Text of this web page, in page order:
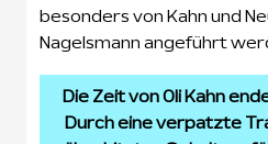
besonders von Kahn und
Nagelsmann angeführt
Die Zeit von Oli Kahn
Durch eine verpatzte